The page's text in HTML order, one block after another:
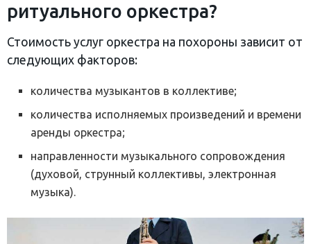
ритуального оркестра?
Стоимость услуг оркестра на похороны зависит от
следующих факторов:
количества музыкантов в коллективе;
количества исполняемых произведений и времени
аренды оркестра;
направленности музыкального сопровождения
(духовой, струнный коллективы, электронная
музыка).